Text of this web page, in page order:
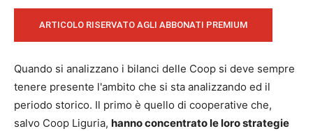
ARTICOLO RISERVATO AGLI ABBONATI PREMIUM
Quando si analizzano i bilanci delle Coop si deve sempre
tenere presente l'ambito che si sta analizzando ed il
periodo storico. Il primo è quello di cooperative che,
salvo Coop Liguria, hanno concentrato le loro strategie